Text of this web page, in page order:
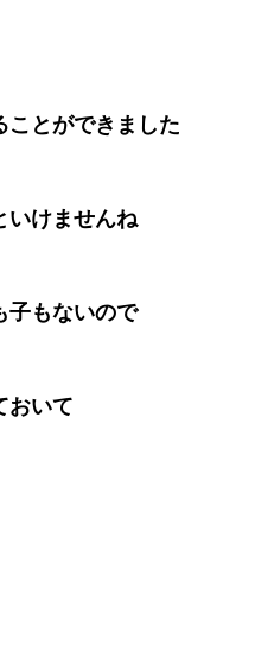
ことができました
いけませんね
子もないので
おいて